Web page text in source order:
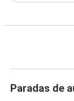
Paradas de